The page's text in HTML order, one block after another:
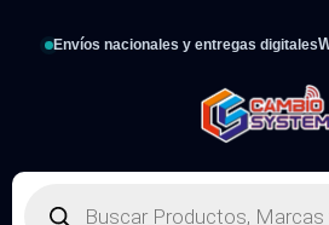
Envíos nacionales y entregas digitales